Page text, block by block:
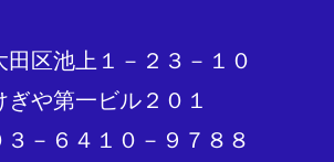
田区池上１－２３－１０
ぎや第一ビル２０１
－６４１０－９７８８